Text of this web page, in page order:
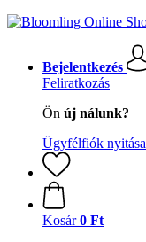
Bejelentkezés
Feliratkozás
Ön új nálunk?
Ügyfélfiók nyitása
Kosár 0 Ft